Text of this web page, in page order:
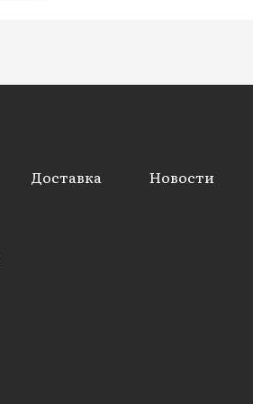
Доставка Новости